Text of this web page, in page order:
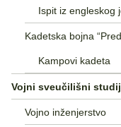
Ispit iz engleskog
Kadetska bojna
Kampovi kadeta
Vojni sveučilišni
Vojno inženjerstvo